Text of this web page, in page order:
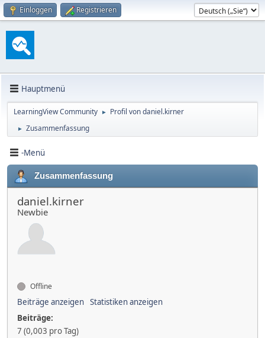
Einloggen Registrieren
Hauptmenü
LearningView Community ► Profil von daniel.kirner
► Zusammenfassung
-Menü
Zusammenfassung
daniel.kirner
Newbie
Offline
Beiträge anzeigen Statistiken anzeigen
Beiträge:
7 (0,003 pro Tag)